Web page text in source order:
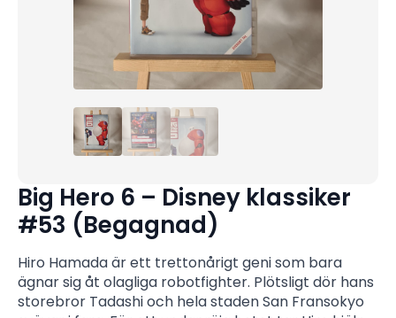
Big Hero 6 – Disney klassiker
#53 (Begagnad)
Hiro Hamada är ett trettonårigt geni som bara
ägnar sig åt olagliga robotfighter. Plötsligt dör hans
storebror Tadashi och hela staden San Fransokyo